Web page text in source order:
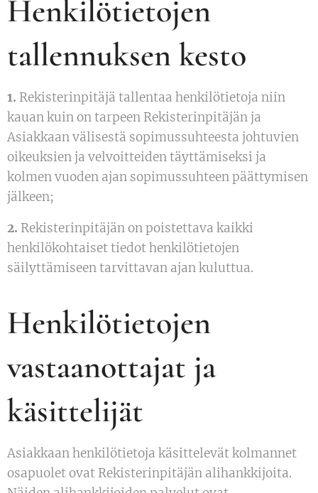
Henkilötietojen
tallennuksen kesto
1. Rekisterinpitäjä tallentaa henkilötietoja niin
kauan kuin on tarpeen Rekisterinpitäjän ja
Asiakkaan välisestä sopimussuhteesta johtuvien
oikeuksien ja velvoitteiden täyttämiseksi ja
kolmen vuoden ajan sopimussuhteen päättymisen
jälkeen;
2. Rekisterinpitäjän on poistettava kaikki
henkilökohtaiset tiedot henkilötietojen
säilyttämiseen tarvittavan ajan kuluttua.
Henkilötietojen
vastaanottajat ja
käsittelijät
Asiakkaan henkilötietoja käsittelevät kolmannet
osapuolet ovat Rekisterinpitäjän alihankkijoita.